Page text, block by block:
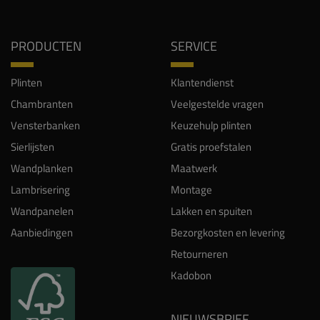
PRODUCTEN
Plinten
Chambranten
Vensterbanken
Sierlijsten
Wandplanken
Lambrisering
Wandpanelen
Aanbiedingen
SERVICE
Klantendienst
Veelgestelde vragen
Keuzehulp plinten
Gratis proefstalen
Maatwerk
Montage
Lakken en spuiten
Bezorgkosten en levering
Retourneren
Kadobon